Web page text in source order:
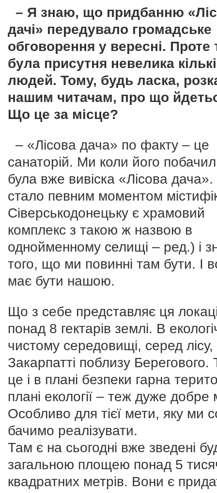
– Я знаю, що придбанню
дачі» передувало громадське
обговорення у вересні. Проте
була присутня невелика
людей. Тому, будь ласка,
нашим читачам, про що
Що це за місце?
– «Лісова дача» по факту – це
санаторій. Ми коли його
була вже вивіска «Лісова дача».
стало певним моментом
Сіверськодонецьку є храмовий
комплекс з такою ж назвою в
однойменному селищі – ред.) і
того, що ми повинні там бути. І
має бути нашою.
Що з себе представляє ця
понад 8 гектарів землі. В
чистому середовищі, серед лісу,
Закарпатті поблизу Берегового.
це і в плані безпеки гарна
плані екології – теж дуже добре
Особливо для тієї мети, яку ми
бачимо реалізувати.
Там є на сьогодні вже зведені
загальною площею понад 5
квадратних метрів. Вони є